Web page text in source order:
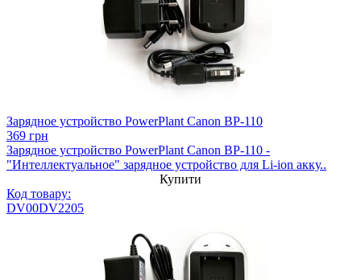
Зарядное устройство PowerPlant Canon BP-110
369 грн
Зарядное устройство PowerPlant Canon BP-110 -
"Интеллектуальное" зарядное устройство для Li-ion акку..
Купити
Код товару:
DV00DV2205